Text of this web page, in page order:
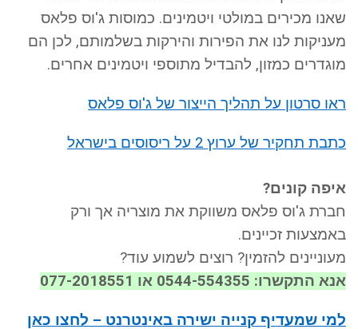
שאנו מכירים במולטי ויטמינים. כמוסות ג'וס פלאס
מעניקות לנו את הפירות והירקות בשלמותם, לכן הם
מוגדרים כמזון, להבדיל מתוספי ויטמינים אחרים.
ראו סרטון על תהליך הייצור של ג'וס פלאס
כתבת תחקיר של ערוץ 2 על ריסוסים בישראל
איפה קונים?
חברת ג'וס פלאס משווקת את מוצריה אך ורק
באמצעות זכיינים.
מעוניינים להזמין? רוצים לשמוע עוד?
אנא התקשרו: 0544-554355 או 077-2018551
למי שמעדיף קנייה ישירה באינטרנט – לחצו כאן